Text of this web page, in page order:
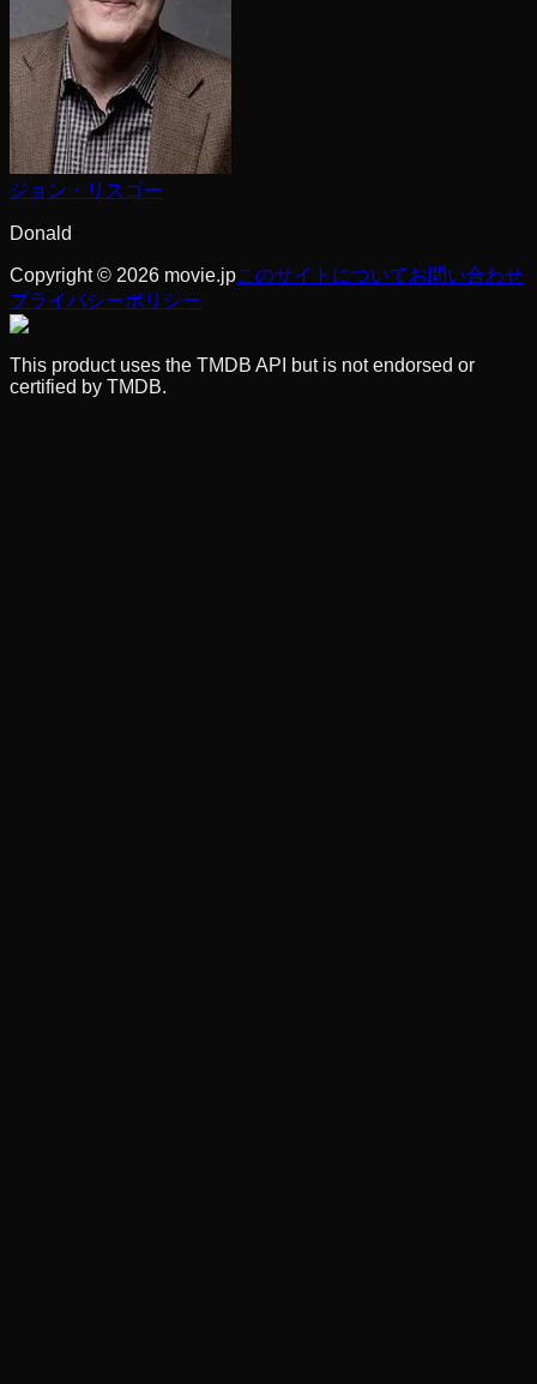
ジョン・リスゴー
Donald
Copyright © 2026 movie.jpこのサイトについてお問い合わせ
プライバシーポリシー
This product uses the TMDB API but is not endorsed or
certified by TMDB.